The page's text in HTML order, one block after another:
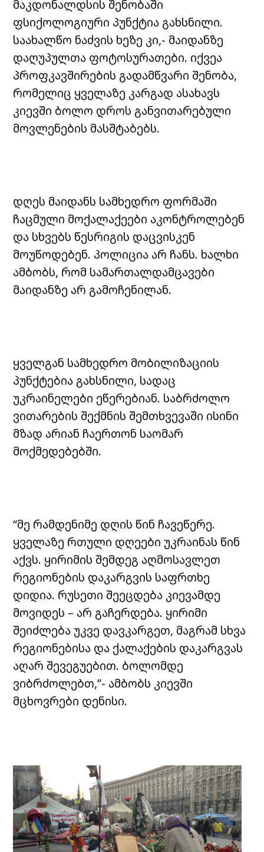
მაკდონალდსის შენობაში
ფსიქოლოგიური პუნქტია გახსნილი.
საახალწო ნაძვის ხეზე კი,- მაიდანზე
დაღუპულთა ფოტოსურათები. იქვეა
პროფკავშირების გადამწვარი შენობა,
რომელიც ყველაზე კარგად ასახავს
კიევში ბოლო დროს განვითარებული
მოვლენების მასშტაბებს.
დღეს მაიდანს სამხედრო ფორმაში
ჩაცმული მოქალაქეები აკონტროლებენ
და სხვებს წესრიგის დაცვისკენ
მოუწოდებენ. პოლიცია არ ჩანს. ხალხი
ამბობს, რომ სამართალდამცავები
მაიდანზე არ გამოჩენილან.
ყველგან სამხედრო მობილიზაციის
პუნქტებია გახსნილი, სადაც
უკრაინელები ეწერებიან. საბრძოლო
ვითარების შექმნის შემთხვევაში ისინი
მზად არიან ჩაერთონ საომარ
მოქმედებებში.
“მე რამდენიმე დღის წინ ჩავეწერე.
ყველაზე რთული დღეები უკრაინას წინ
აქვს. ყირიმის შემდეგ აღმოსავლეთ
რეგიონების დაკარგვის საფრთხე
დიდია. რუსეთი შეეცდება კიევამდე
მოვიდეს – არ გაჩერდება. ყირიმი
შეიძლება უკვე დავკარგეთ, მაგრამ სხვა
რეგიონებისა და ქალაქების დაკარგვას
აღარ შევეგუებით. ბოლომდე
ვიბრძოლებთ,”- ამბობს კიევში
მცხოვრები დენისი.